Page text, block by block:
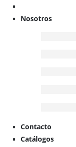
Nosotros
Contacto
Catálogos